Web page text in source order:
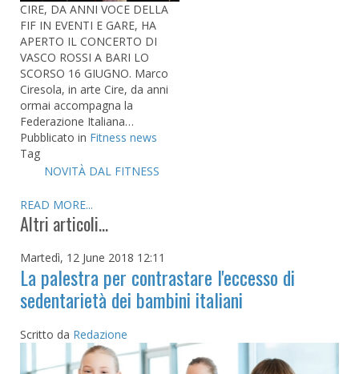
CIRE, DA ANNI VOCE DELLA
FIF IN EVENTI E GARE, HA
APERTO IL CONCERTO DI
VASCO ROSSI A BARI LO
SCORSO 16 GIUGNO. Marco
Ciresola, in arte Cire, da anni
ormai accompagna la
Federazione Italiana…
Pubblicato in Fitness news
Tag
NOVITÀ DAL FITNESS
READ MORE...
Altri articoli...
Martedì, 12 June 2018 12:11
La palestra per contrastare l'eccesso di
sedentarietà dei bambini italiani
Scritto da Redazione